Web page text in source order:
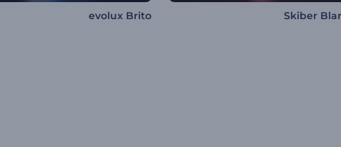
Skiber
evolux Brito